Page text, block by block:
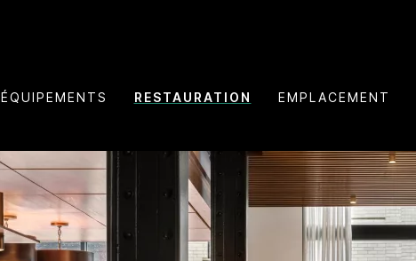
ÉQUIPEMENTS RESTAURATION EMPLACEMENT